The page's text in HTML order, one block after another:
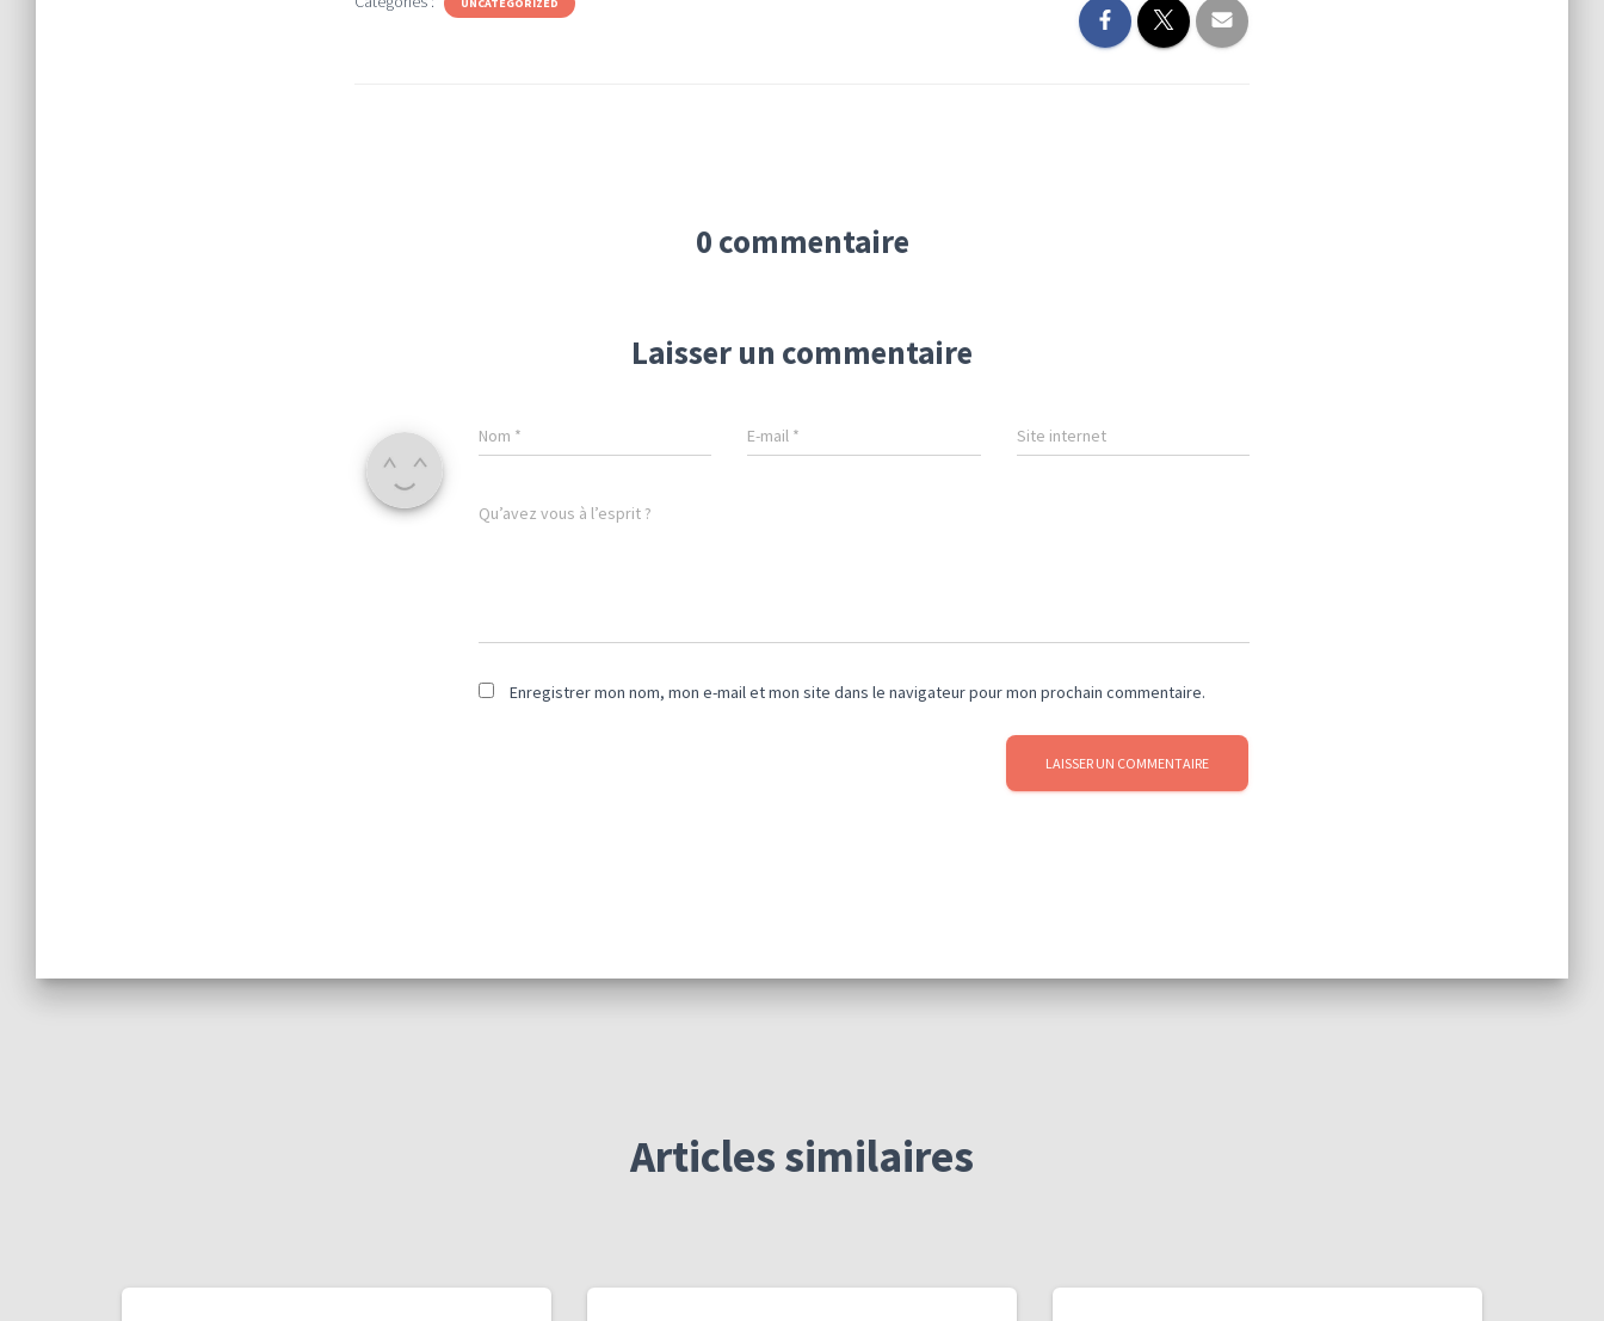
0 commentaire
Laisser un commentaire
Nom * E-mail * Site internet
Qu’avez vous à l’esprit ?
Enregistrer mon nom, mon e-mail et mon site dans le navigateur pour mon prochain commentaire.
Articles similaires